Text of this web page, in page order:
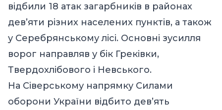
відбили 18 атак загарбників в районах
дев’яти різних населених пунктів, а також
у Серебрянському лісі. Основні зусилля
ворог направляв у бік Греківки,
Твердохлібового і Невського.
На Сіверському напрямку Силами
оборони України відбито дев’ять